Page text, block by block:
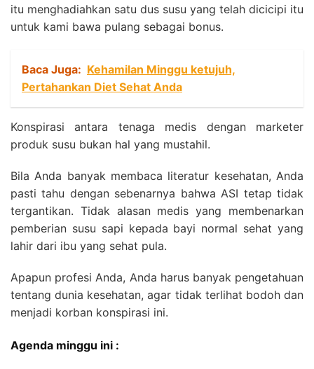
itu menghadiahkan satu dus susu yang telah dicicipi itu
untuk kami bawa pulang sebagai bonus.
Baca Juga: Kehamilan Minggu ketujuh,
Pertahankan Diet Sehat Anda
Konspirasi antara tenaga medis dengan marketer
produk susu bukan hal yang mustahil.
Bila Anda banyak membaca literatur kesehatan, Anda
pasti tahu dengan sebenarnya bahwa ASI tetap tidak
tergantikan. Tidak alasan medis yang membenarkan
pemberian susu sapi kepada bayi normal sehat yang
lahir dari ibu yang sehat pula.
Apapun profesi Anda, Anda harus banyak pengetahuan
tentang dunia kesehatan, agar tidak terlihat bodoh dan
menjadi korban konspirasi ini.
Agenda minggu ini :